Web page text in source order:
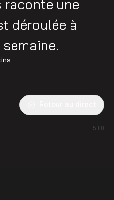
raconte une
déroulée à
5:00